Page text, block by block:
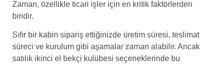
Zaman, özellikle ticari işler için en kritik faktörlerden
biridir.
Sıfır bir kabin sipariş ettiğinizde üretim süresi, teslimat
süreci ve kurulum gibi aşamalar zaman alabilir. Ancak
satılık ikinci el bekçi kulübesi seçeneklerinde bu